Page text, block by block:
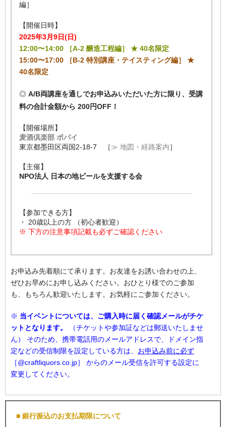
編］
【開催日時】
2025年3月9日(日)
12:00〜14:00 ［A-2 醸造工程編］ ★ 40名限定
15:00〜17:00 ［B-2 特別講座・テイスティング編］ ★
40名限定
◎ A/B両講座を通しでお申込みいただいた方に限り、受講
料の合計金額から 200円OFF！
【開催場所】
麦酒倶楽部 ポパイ
東京都墨田区両国2-18-7 ［≫ 地図・経路案内］
【主催】
NPO法人 日本の地ビールを支援する会
【参加できる方】
・ 20歳以上の方 （初心者歓迎）
※ 下方の注意事項記載も必ずご確認ください
お申込み先着順にて承ります。お友達をお誘い合わせの上、
ぜひお早めにお申し込みください。おひとり様でのご参加
も、もちろん歓迎いたします。お気軽にご参加ください。
※ 当イベントについては、ご購入時に届く確認メールがチケ
ットとなります。
（チケットや参加証などは郵送いたしませ
ん） そのため、携帯電話用のメールアドレスで、ドメイン指
定などの受信制限を設定している方は、 お申込み前に必ず
［@craftliquors.co.jp］ からのメール受信を許可する設定に
変更してください。
■ 銀行振込のお支払期限について